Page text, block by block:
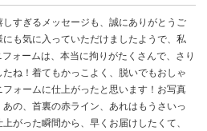
すぎるメッセージも、誠にありがとうご
も気に入っていただけましたようで、私
ォームは、本当に拘りがたくさんで、さり
ね！着てもかっこよく、脱いでもおしゃ
ォームに仕上がったと思います！お写真
の、首裏の赤ライン、あれはもうさいっ
がった瞬間から、早くお届けしたくて、